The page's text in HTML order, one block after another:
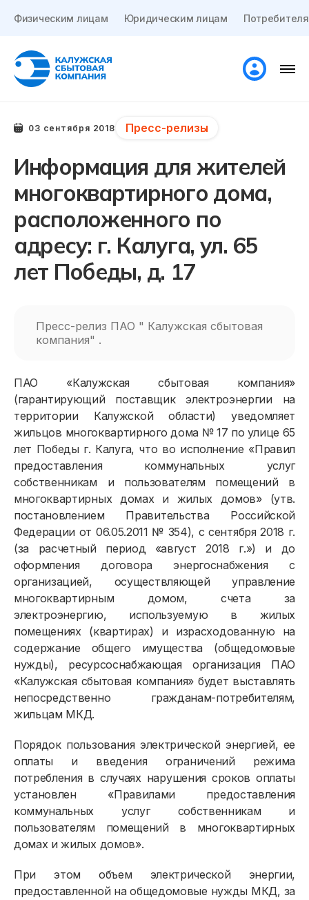
Физическим лицам Юридическим лицам
03 сентября 2018 Пресс-релизы
Информация для жителей
многоквартирного дома,
расположенного по
адресу: г. Калуга, ул. 65
лет Победы, д. 17
Пресс-релиз ПАО " Калужская сбытовая
компания" .
ПАО «Калужская сбытовая компания»
(гарантирующий поставщик электроэнергии на
территории Калужской области) уведомляет
жильцов многоквартирного дома № 17 по улице 65
лет Победы г. Калуга, что во исполнение «Правил
предоставления коммунальных услуг
собственникам и пользователям помещений в
многоквартирных домах и жилых домов» (утв.
постановлением Правительства Российской
Федерации от 06.05.2011 № 354), с сентября 2018 г.
(за расчетный период «август 2018 г.») и до
оформления договора энергоснабжения с
организацией, осуществляющей управление
многоквартирным домом, счета за
электроэнергию, используемую в жилых
помещениях (квартирах) и израсходованную на
содержание общего имущества (общедомовые
нужды), ресурсоснабжающая организация ПАО
«Калужская сбытовая компания» будет выставлять
непосредственно гражданам-потребителям,
жильцам МКД.
Порядок пользования электрической энергией, ее
оплаты и введения ограничений режима
потребления в случаях нарушения сроков оплаты
установлен «Правилами предоставления
коммунальных услуг собственникам и
пользователям помещений в многоквартирных
домах и жилых домов».
При этом объем электрической энергии,
предоставленной на общедомовые нужды МКД, за